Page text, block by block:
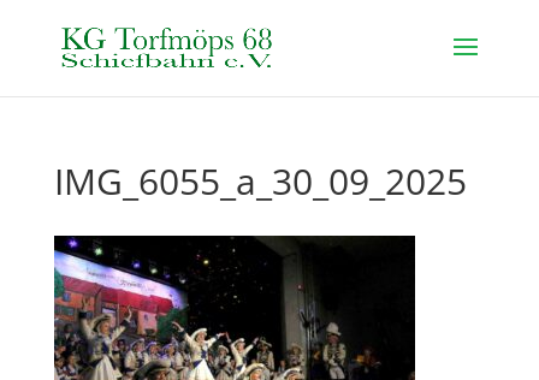
IMG_6055_a_30_09_2025